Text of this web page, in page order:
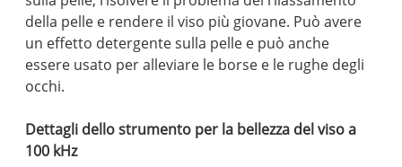
della pelle e rendere il viso più giovane. Può avere
un effetto detergente sulla pelle e può anche
essere usato per alleviare le borse e le rughe degli
occhi.
Dettagli dello strumento per la bellezza del viso a
100 kHz